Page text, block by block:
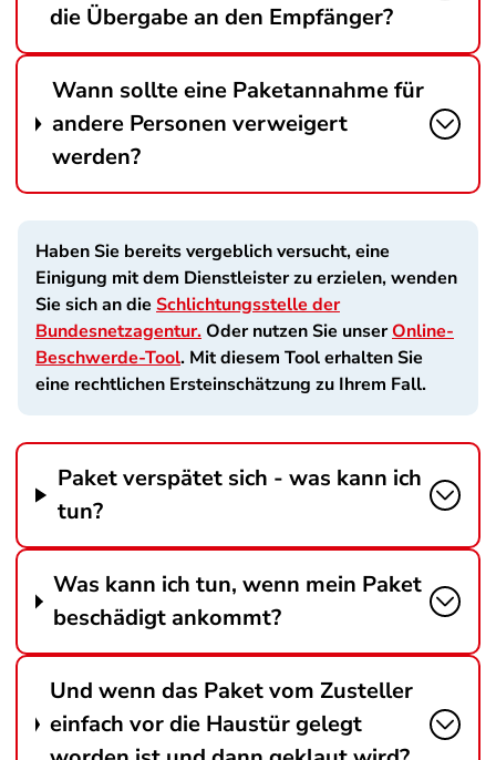
die Übergabe an den Empfänger?
Wann sollte eine Paketannahme für
andere Personen verweigert
werden?
Haben Sie bereits vergeblich versucht, eine
Einigung mit dem Dienstleister zu erzielen, wenden
Sie sich an die Schlichtungsstelle der
Bundesnetzagentur.Oder nutzen Sie unserOnline-
Beschwerde-Tool. Mit diesem Tool erhalten Sie
eine rechtlichen Ersteinschätzung zu Ihrem Fall.
Paket verspätet sich - was kann ich
tun?
Was kann ich tun, wenn mein Paket
beschädigt ankommt?
Und wenn das Paket vom Zusteller
einfach vor die Haustür gelegt